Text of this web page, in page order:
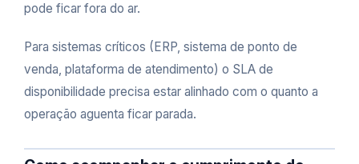
pode ficar fora do ar.
Para sistemas críticos (ERP, sistema de ponto de
venda, plataforma de atendimento) o SLA de
disponibilidade precisa estar alinhado com o quanto a
operação aguenta ficar parada.